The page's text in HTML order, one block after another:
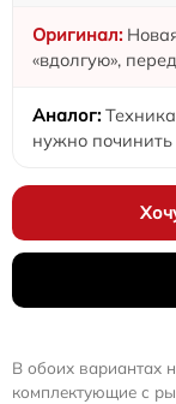
«вдолгую»,
нужно починить
В обоих вариантах
комплектующие с